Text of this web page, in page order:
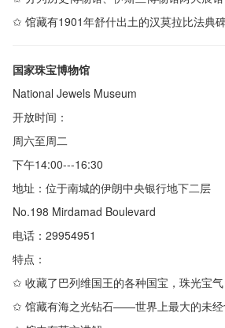
✩ 馆藏有1901年舒什出土的汉莫拉比法典
国家珠宝博物馆
National Jewels Museum
开放时间：
周六至周二
下午14:00---16:30
地址：位于南城的伊朗中央银行地下二层
No.198 Mirdamad Boulevard
电话： 29954951
特点：
✩ 收藏了巴列维国王的各种国宝，珠光宝
✩ 馆藏有海之光钻石——世界上最大的未经